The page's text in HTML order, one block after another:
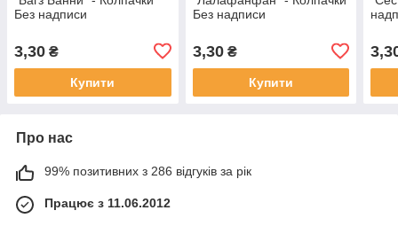
Без надписи
3,30 ₴
Купити
Без надписи
3,30₴
Купити
Про нас
99% позитивних з 286 відгуків за рік
Працює з 11.06.2012